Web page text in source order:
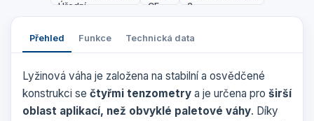
Přehled Funkce Technická data
Lyžinová váha je založena na stabilní a osvědčené
konstrukci se čtyřmi tenzometry a je určena pro širší
oblast aplikací, než obvyklé paletové váhy. Díky